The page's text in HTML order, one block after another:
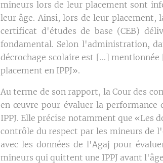
mineurs lors de leur placement sont
leur âge. Ainsi, lors de leur placement,
certificat d'études de base (CEB)
fondamental. Selon l'administration,
décrochage scolaire est [...]
placement en IPPJ».
Au terme de son rapport, la Cour des
en œuvre pour évaluer la performance
IPPJ. Elle précise notamment que «Les
contrôle du respect par les mineurs de
avec les données de l'Agaj pour
mineurs qui quittent une IPPJ avant